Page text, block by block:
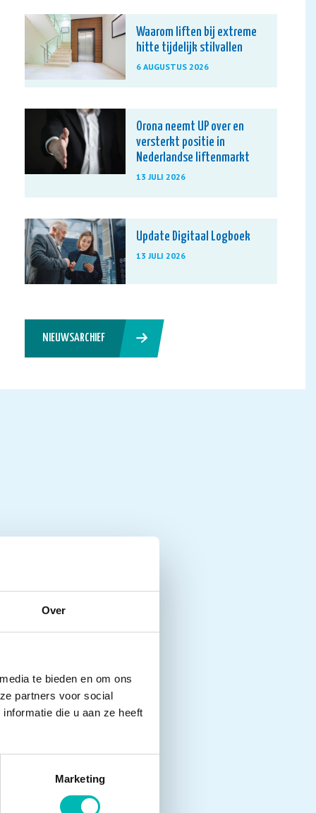
Over
te bieden en om ons
partners voor social
die u aan ze heeft
Marketing
Waarom liften bij extreme
hitte tijdelijk stilvallen
6 AUGUSTUS 2026
Orona neemt UP over en
versterkt positie in
Nederlandse liftenmarkt
13 JULI 2026
Update Digitaal Logboek
13 JULI 2026
NIEUWSARCHIEF